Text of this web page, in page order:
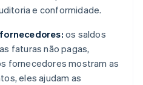
e conformidade.
os saldos
faturas não pagas,
fornecedores mostram as
eles ajudam as